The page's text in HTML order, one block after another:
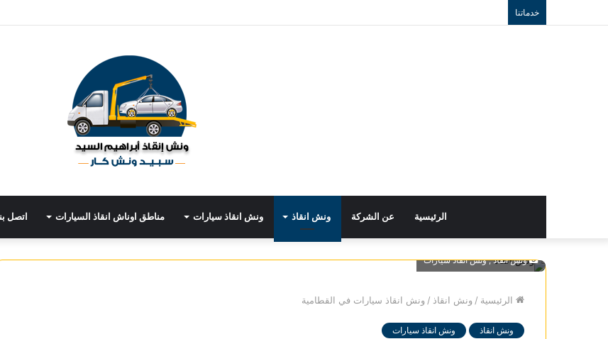
خدماتنا
الرئيسية عن الشركة ونش انقاذ ونش انقاذ سيارات مناطق اوناش انقاذ السيارات اتصل
ونش انقاذ , ونش انقاذ سيارات
الرئيسية / ونش انقاذ / ونش انقاذ سيارات في القطامية
ونش انقاذ ونش انقاذ سيارات